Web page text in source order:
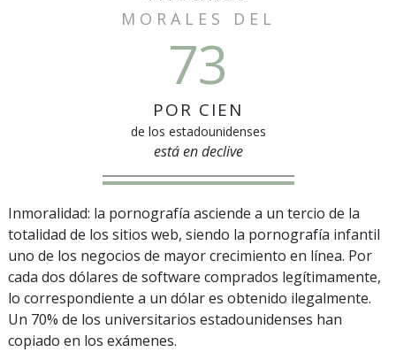
MORALES DEL
73
POR CIEN
de los estadounidenses
está en declive
Inmoralidad: la pornografía asciende a un tercio de la
totalidad de los sitios web, siendo la pornografía infantil
uno de los negocios de mayor crecimiento en línea. Por
cada dos dólares de software comprados legítimamente,
lo correspondiente a un dólar es obtenido ilegalmente.
Un 70% de los universitarios estadounidenses han
copiado en los exámenes.